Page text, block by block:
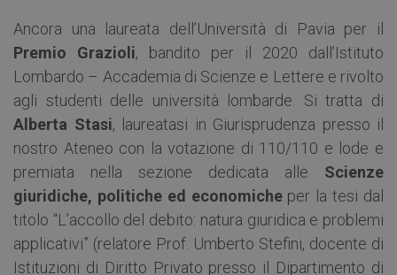
Ancora una laureata dell’Università di Pavia per il
Premio Grazioli, bandito per il 2020 dall’Istituto
Lombardo – Accademia di Scienze e Lettere e rivolto
agli studenti delle università lombarde. Si tratta di
Alberta Stasi, laureatasi in Giurisprudenza presso il
nostro Ateneo con la votazione di 110/110 e lode e
premiata nella sezione dedicata alle Scienze
giuridiche, politiche ed economicheper la tesi dal
titolo “L’accollo del debito: natura giuridica e problemi
applicativi” (relatore Prof. Umberto Stefini, docente di
Istituzioni di Diritto Privato presso il Dipartimento di